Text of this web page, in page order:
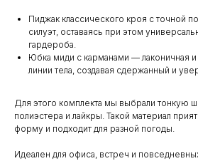
Пиджак классического кроя с точной
силуэт, оставаясь при этом
гардероба.
Юбка миди с карманами — лаконичная
линии тела, создавая сдержанный и
Для этого комплекта мы выбрали тонкую
полиэстера и лайкры. Такой материал
форму и подходит для разной погоды.
Идеален для офиса, встреч и